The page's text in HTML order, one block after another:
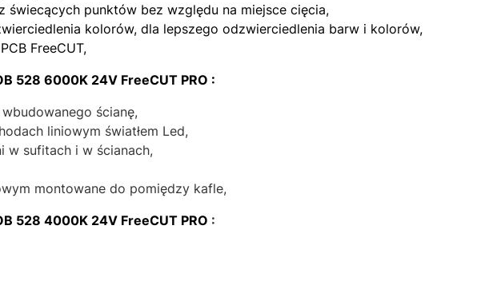
świecących punktów bez względu na miejsce cięcia,
kolorów, dla lepszego odzwierciedlenia barw i kolorów,
FreeCUT,
528 6000K 24V FreeCUT PRO :
ścianę,
liniowym światłem Led,
w sufitach i w ścianach,
montowane do pomiędzy kafle,
528 4000K 24V FreeCUT PRO :